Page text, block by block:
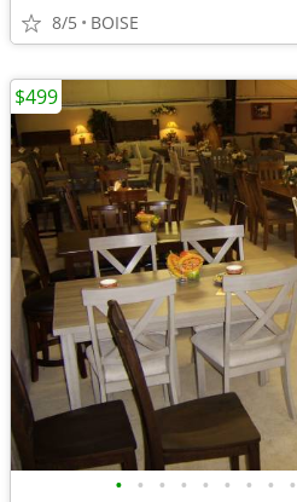
8/5 BOISE
• • • • • • • • •
$499